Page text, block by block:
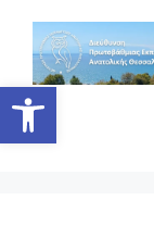
Ανοίξτε τη γραμμή
περιεχόμενο